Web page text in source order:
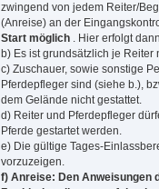
zwingend von jedem Reiter/
(Anreise) an der
Start möglich . Hier erfolgt
b) Es ist grundsätzlich je
c) Zuschauer, sowie sonstige
Pferdepfleger sind (siehe b.),
dem Gelände nicht gestattet.
d) Reiter und Pferdepfleger
Pferde gestartet werden.
e) Die gültige Tages-
vorzuzeigen.
f) Anreise: Den Anweisungen